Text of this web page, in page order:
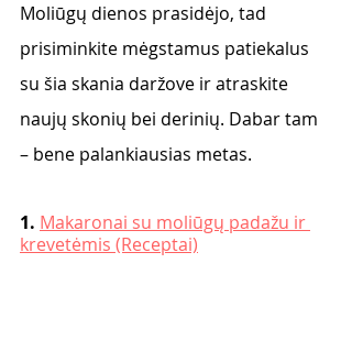
Moliūgų dienos prasidėjo, tad
prisiminkite mėgstamus patiekalus
su šia skania daržove ir atraskite
naujų skonių bei derinių. Dabar tam
– bene palankiausias metas.
1. Makaronai su moliūgų padažu ir
krevetėmis (Receptai)